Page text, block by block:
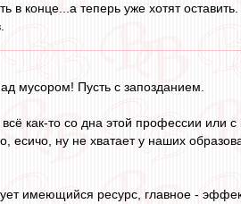
в конце...а теперь уже хотят оставить.
мусором! Пусть с запозданием.
как-то со дна этой профессии или
есичо, ну не хватает у наших
имеющийся ресурс, главное -